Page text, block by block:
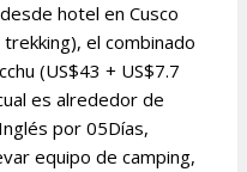
hotel en Cusco
el combinado
(US$43 + US$7.7
es alrededor de
por 05Días,
equipo de camping,